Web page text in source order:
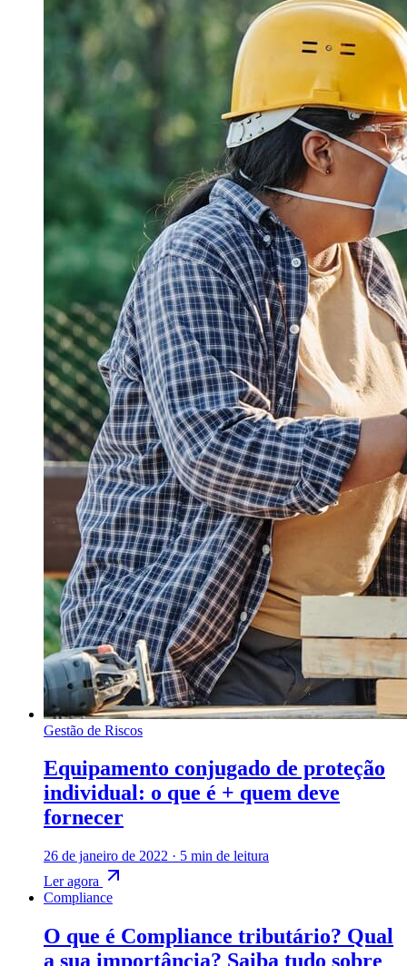
Gestão de Riscos
Equipamento conjugado de proteção
individual: o que é + quem deve
fornecer
26 de janeiro de 2022 · 5 min de leitura
Ler agora
Compliance
O que é Compliance tributário? Qual
a sua importância? Saiba tudo sobre